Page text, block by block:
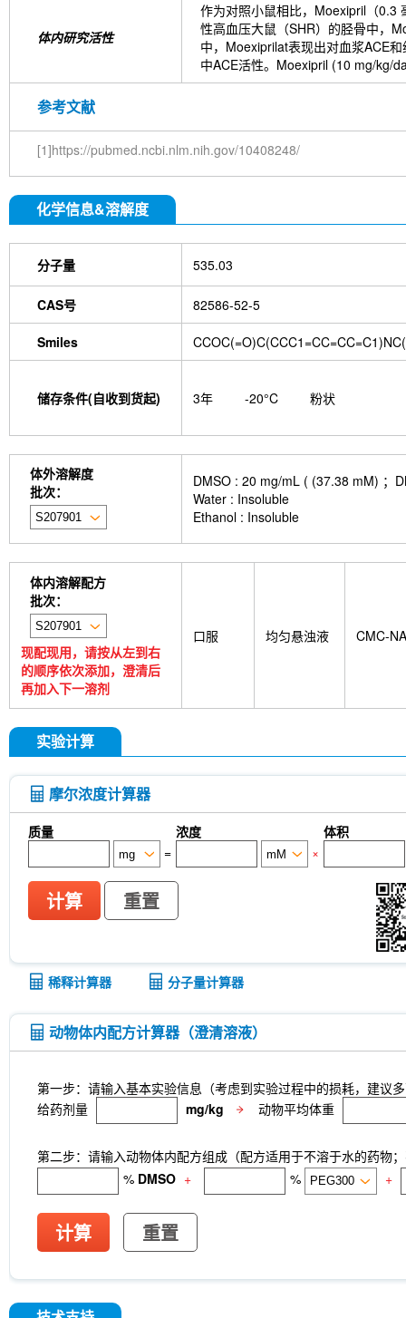
体内研究活性
作为对照小鼠相比，Moexipril（0.3
性高血压大鼠（SHR）的胫骨中，
中，Moexiprilat表现出对血浆ACE
中ACE活性。Moexipril (10 mg/kg/
参考文献
[1]https://pubmed.ncbi.nlm.nih.gov/10408248/
化学信息&溶解度
分子量 535.03
CAS号 82586-52-5
Smiles
储存条件(自收到货起) 3年 -20°C 粉状
体外溶解度
批次：
DMSO : 20 mg/mL ( (37.38 mM) ；
Water : Insoluble
Ethanol : Insoluble
体内溶解配方
批次：
现配现用，请按从左到右
的顺序依次添加，澄清后
再加入下一溶剂
口服 均匀悬浊液 CMC-NA
实验计算
摩尔浓度计算器
质量 浓度
体积
=
×
计算 重置
稀释计算器 分子量计算器
动物体内配方计算器（澄清溶液）
第一步：请输入基本实验信息（考虑到实验过程中的损耗，建议
给药剂量
mg/kg 动物平均体重
第二步：请输入动物体内配方组成（配方适用于不溶于水的药物
% DMSO + % +
计算 重置